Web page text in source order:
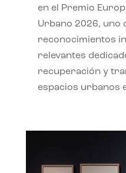
en el Premio
Urbano 2026, uno
reconocimientos
relevantes
recuperación y
espacios urbanos